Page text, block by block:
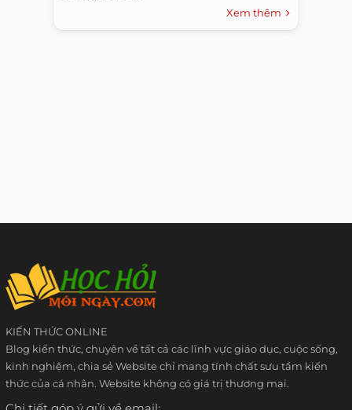
Xem thêm
KIẾN THỨC ONLINE
Blog kiến thức, chuyên về tất cả các lĩnh vực giáo dục, cuộc sống,
kinh nghiệm, chia sẻ Website chỉ mang tính chất sưu tầm kiến
thức của cá nhân. Website không có giá trị thương mại.